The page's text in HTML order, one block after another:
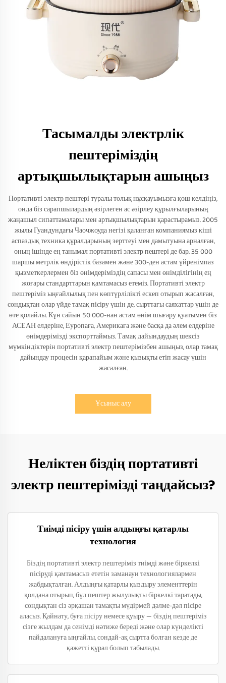
Тасымалды электрлік
пештеріміздің
артықшылықтарын ашыңыз
Портативті электр пештері туралы толық нұсқауымызға қош келдіңіз,
онда біз сарапшылардың әзірлеген ас әзірлеу құрылғыларының
жаңашыл сипаттамалары мен артықшылықтарын қарастырамыз. 2005
жылы Гуандундағы Чаочжоуда негізі қаланған компаниямыз кіші
аспаздық техника құралдарының зерттеуі мен дамытуына арналған,
оның ішінде ең танымал портативті электр пештері де бар. 35 000
шаршы метрлік өндірістік базамен және 300-ден астам үйренімпаз
қызметкерлермен біз өнімдеріміздің сапасы мен өнімділігінің ең
жоғары стандарттарын қамтамасыз етеміз. Портативті электр
пештеріміз ыңғайлылық пен көптүрлілікті ескеп отырып жасалған,
сондықтан олар үйде тамақ пісіру үшін де, сырттағы саяхаттар үшін де
өте қолайлы. Күн сайын 50 000-нан астам өнім шығару қуатымен біз
АСЕАН елдеріне, Еуропаға, Америкаға және басқа да әлем елдеріне
өнімдерімізді экспорттаймыз. Тамақ дайындаудың шексіз
мүмкіндіктерін портативті электр пештерімізбен ашыңыз, олар тамақ
дайындау процесін қарапайым және қызықты етіп жасау үшін
жасалған.
Ұсыныс алу
Неліктен біздің портативті
электр пештерімізді таңдайсыз?
Тиімді пісіру үшін алдыңғы қатарлы
технология
Біздің портативті электр пештеріміз тиімді және біркелкі
пісіруді қамтамасыз ететін заманауи технологиялармен
жабдықталған. Алдыңғы қатарлы қыздыру элементтерін
қолдана отырып, бұл пештер жылулықты біркелкі таратады,
сондықтан сіз әрқашан тамақты мүдірмей дәлме-дәл пісіре
аласыз. Қайнату, буға пісіру немесе қуыру — біздің пештеріміз
сізге жылдам да сенімді нәтиже береді және олар күнделікті
пайдалануға ыңғайлы, сондай-ақ сыртта болған кезде де
қажетті құрал болып табылады.